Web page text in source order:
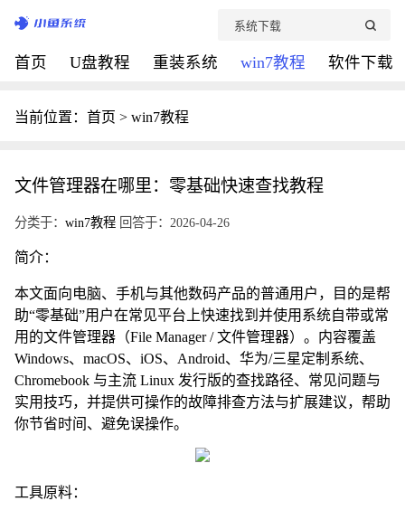
首页 U盘教程 重装系统 win7教程 软件下载
当前位置： 首页 > win7教程
文件管理器在哪里：零基础快速查找教程
分类于： win7教程 回答于：2026-04-26
简介：
本文面向电脑、手机与其他数码产品的普通用户，目的是帮
助“零基础”用户在常见平台上快速找到并使用系统自带或常
用的文件管理器（File Manager / 文件管理器）。内容覆盖
Windows、macOS、iOS、Android、华为/三星定制系统、
Chromebook 与主流 Linux 发行版的查找路径、常见问题与
实用技巧，并提供可操作的故障排查方法与扩展建议，帮助
你节省时间、避免误操作。
工具原料：